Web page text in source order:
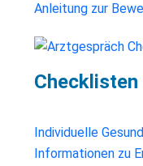
Anleitung zur
Checklisten
Individuelle
Informationen zu